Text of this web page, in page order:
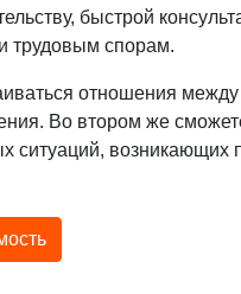
быстрой
трудовым спорам.
отношения между
Во втором же
ситуаций, возникающих